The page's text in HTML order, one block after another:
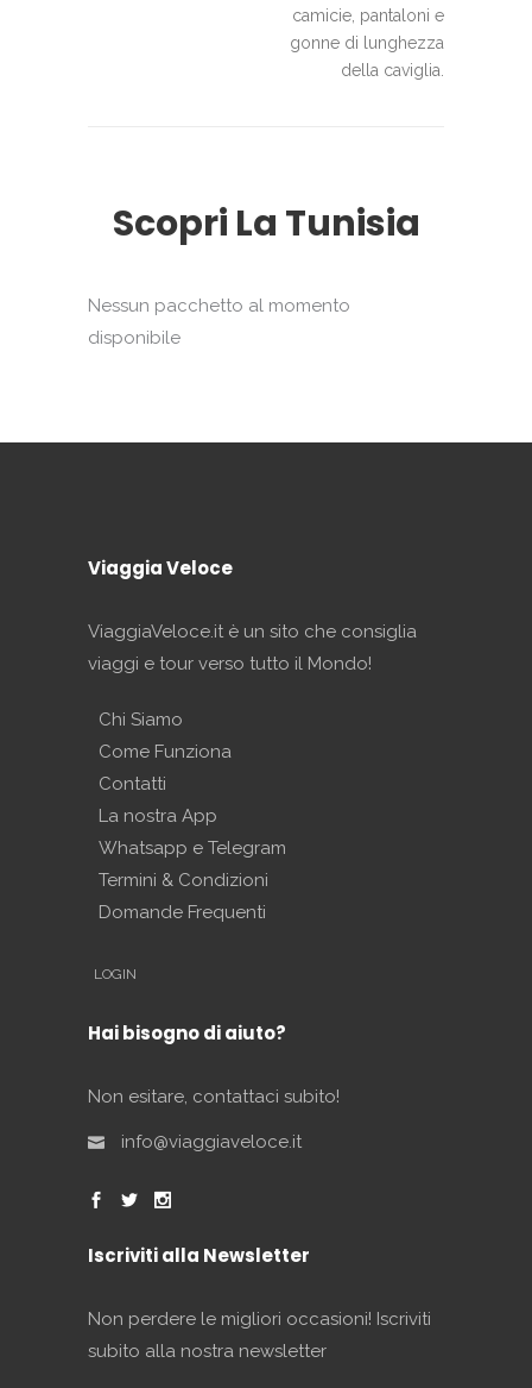
camicie, pantaloni e
gonne di lunghezza
della caviglia.
Scopri La Tunisia
Nessun pacchetto al momento
disponibile
Viaggia Veloce
ViaggiaVeloce.it è un sito che consiglia
viaggi e tour verso tutto il Mondo!
Chi Siamo
Come Funziona
Contatti
La nostra App
Whatsapp e Telegram
Termini & Condizioni
Domande Frequenti
LOGIN
Hai bisogno di aiuto?
Non esitare, contattaci subito!
info@viaggiaveloce.it
Iscriviti alla Newsletter
Non perdere le migliori occasioni! Iscriviti
subito alla nostra newsletter